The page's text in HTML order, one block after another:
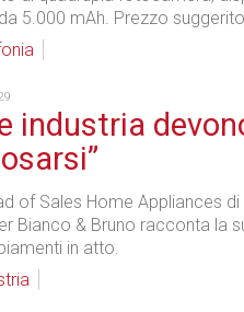
5.000 mAh. Prezzo
industria
of Sales Home Appliances di
Bianco & Bruno racconta la
in atto.